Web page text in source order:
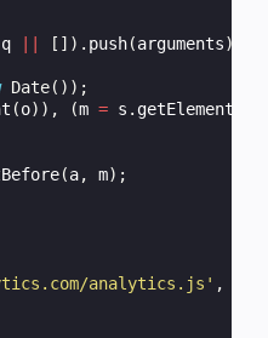
q || []). push(arguments);
Date());
(o)), (m = s .
(a, m);
analytics.js' ,